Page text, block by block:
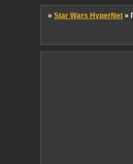
»Star Wars HyperNet »